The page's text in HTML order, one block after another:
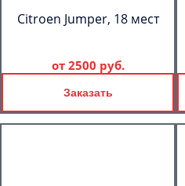
Citroen Jumper, 18 мест
от 2500 руб.
Заказать